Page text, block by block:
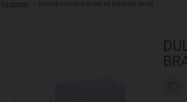
Po porodu / DULCIA natural Balzám na bradavky 30 ml